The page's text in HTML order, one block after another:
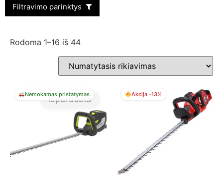
Filtravimo parinktys
Rodoma 1–16 iš 44
Nemokamas pristatymas
Išparduota
Akcija -13%